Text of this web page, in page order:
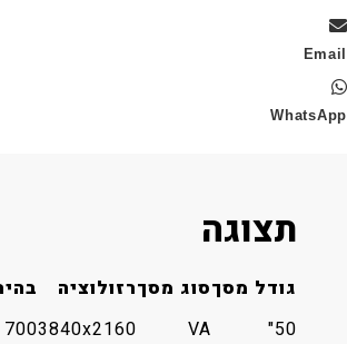
תצוגה
גודל מסך סוג מסך רזולוציה
3840x2160
בהירות NITS
700